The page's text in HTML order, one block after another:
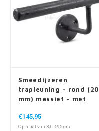
Smeedijzeren
trapleuning - rond (20
mm) massief - met
€145,95
Op maat van 30 - 595 cm